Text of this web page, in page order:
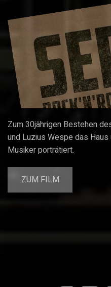
Zum 30jährigen Bestehen
und Luzius Wespe das
Musiker porträtiert.
ZUM FILM